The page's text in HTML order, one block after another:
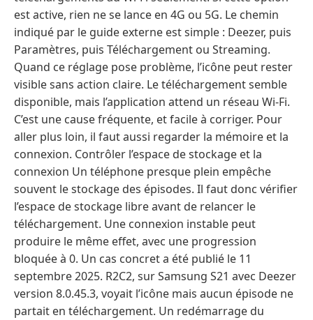
est active, rien ne se lance en 4G ou 5G. Le chemin
indiqué par le guide externe est simple : Deezer, puis
Paramètres, puis Téléchargement ou Streaming.
Quand ce réglage pose problème, l’icône peut rester
visible sans action claire. Le téléchargement semble
disponible, mais l’application attend un réseau Wi‑Fi.
C’est une cause fréquente, et facile à corriger. Pour
aller plus loin, il faut aussi regarder la mémoire et la
connexion. Contrôler l’espace de stockage et la
connexion Un téléphone presque plein empêche
souvent le stockage des épisodes. Il faut donc vérifier
l’espace de stockage libre avant de relancer le
téléchargement. Une connexion instable peut
produire le même effet, avec une progression
bloquée à 0. Un cas concret a été publié le 11
septembre 2025. R2C2, sur Samsung S21 avec Deezer
version 8.0.45.3, voyait l’icône mais aucun épisode ne
partait en téléchargement. Un redémarrage du